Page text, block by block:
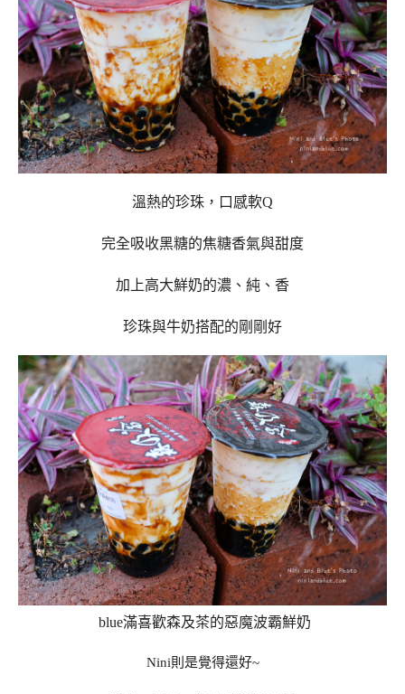
溫熱的珍珠，口感軟Q
完全吸收黑糖的焦糖香氣與甜度
加上高大鮮奶的濃、純、香
珍珠與牛奶搭配的剛剛好
blue滿喜歡森及茶的惡魔波霸鮮奶
Nini則是覺得還好~